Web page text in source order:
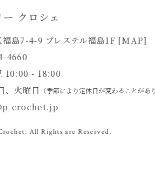
クロシェ
福島7-4-9 プレステル福島1F [MAP]
4660
10:00 - 18:00
、火曜日 （季節により定休日が変わることがあ
crochet.jp
All Rights are Reserved.